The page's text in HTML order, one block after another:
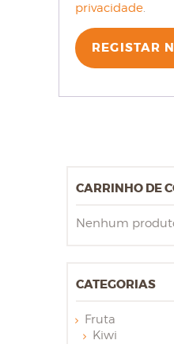
privacidade
REGISTAR
CARRINHO DE
Nenhum
CATEGORIAS
Fruta
Kiwi